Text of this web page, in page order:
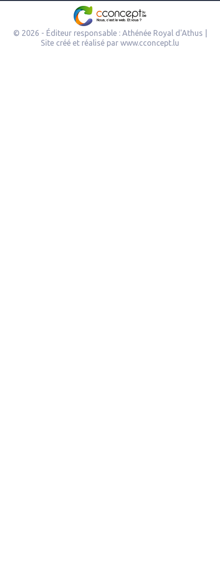
© 2026 - Éditeur responsable : Athénée Royal d'Athus |
Site créé et réalisé par www.cconcept.lu